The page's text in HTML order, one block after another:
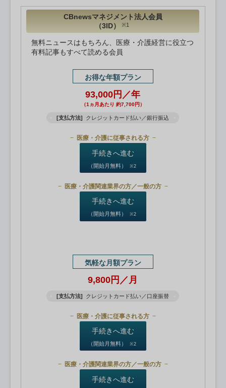
CBnewsマネジメント法人会員
（3ID）
※1
無料ニュースはもちろん、医療・介護経営に役立つ
有料記事もすべて読める会員
お得な年額プラン
93,000円／年
（1ヵ月あたり 約7,700円）
[支払方法] クレジットカード払い／銀行振込
医療・介護に従事される方
手続きへ進む
（開始月無料） ※2
医療・介護関連業界の方／一般の方
手続きへ進む
（開始月無料） ※2
気軽な月額プラン
9,800円／月
[支払方法] クレジットカード払い／口座振替
医療・介護に従事される方
手続きへ進む
（開始月無料） ※2
医療・介護関連業界の方／一般の方
手続きへ進む